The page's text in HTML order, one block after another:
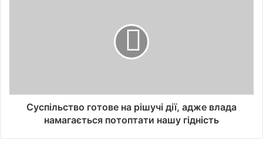
Суспільство готове на рішучі дії, адже влада
намагається потоптати нашу гідність